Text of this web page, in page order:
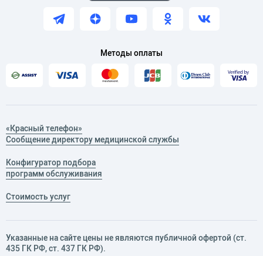
Методы оплаты
«Красный телефон»
Сообщение директору медицинской службы
Конфигуратор подбора
программ обслуживания
Стоимость услуг
Указанные на сайте цены не являются публичной офертой (ст.
435 ГК РФ, cт. 437 ГК РФ).